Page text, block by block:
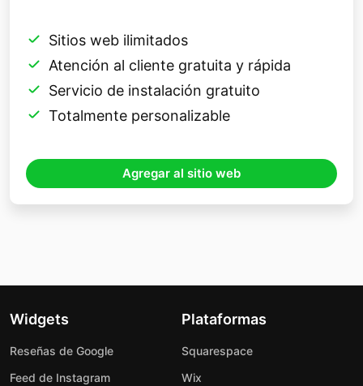
Sitios web ilimitados
Atención al cliente gratuita y rápida
Servicio de instalación gratuito
Totalmente personalizable
Agregar al sitio web
Widgets
Reseñas de Google
Feed de Instagram
Plataformas
Squarespace
Wix